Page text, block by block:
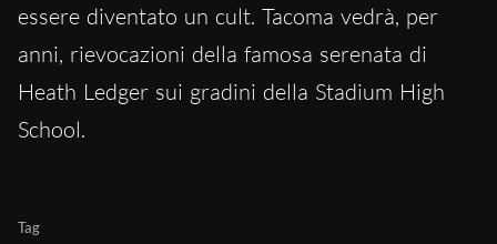
essere diventato un cult. Tacoma vedrà, per
anni, rievocazioni della famosa serenata di
Heath Ledger sui gradini della Stadium High
School.
Tag